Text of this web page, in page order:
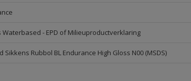
- EPD of Milieuproductverklaring
Rubbol BL Endurance High Gloss N00 (MSDS)